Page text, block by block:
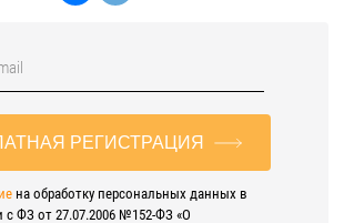
РЕГИСТРАЦИЯ
на обработку персональных данных в
с ФЗ от 27.07.2006 №152-ФЗ «О